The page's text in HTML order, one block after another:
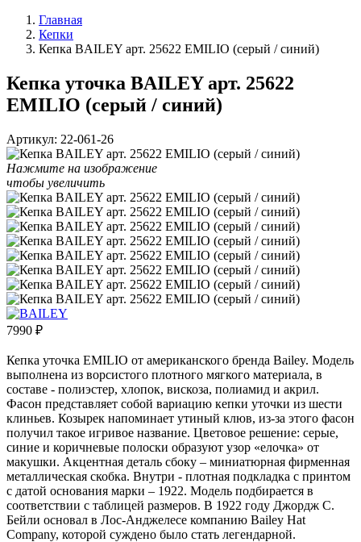
Главная
Кепки
Кепка BAILEY арт. 25622 EMILIO (серый / синий)
Кепка уточка BAILEY арт. 25622
EMILIO (серый / синий)
Артикул: 22-061-26
Нажмите на изображение
чтобы увеличить
7990 ₽
Кепка уточка EMILIO от американского бренда Bailey. Модель
выполнена из ворсистого плотного мягкого материала, в
составе - полиэстер, хлопок, вискоза, полиамид и акрил.
Фасон представляет собой вариацию кепки уточки из шести
клиньев. Козырек напоминает утиный клюв, из-за этого фасон
получил такое игривое название. Цветовое решение: серые,
синие и коричневые полоски образуют узор «елочка» от
макушки. Акцентная деталь сбоку – миниатюрная фирменная
металлическая скобка. Внутри - плотная подкладка с принтом
с датой основания марки – 1922. Модель подбирается в
соответствии с таблицей размеров. В 1922 году Джордж С.
Бейли основал в Лос-Анджелесе компанию Bailey Hat
Company, которой суждено было стать легендарной.